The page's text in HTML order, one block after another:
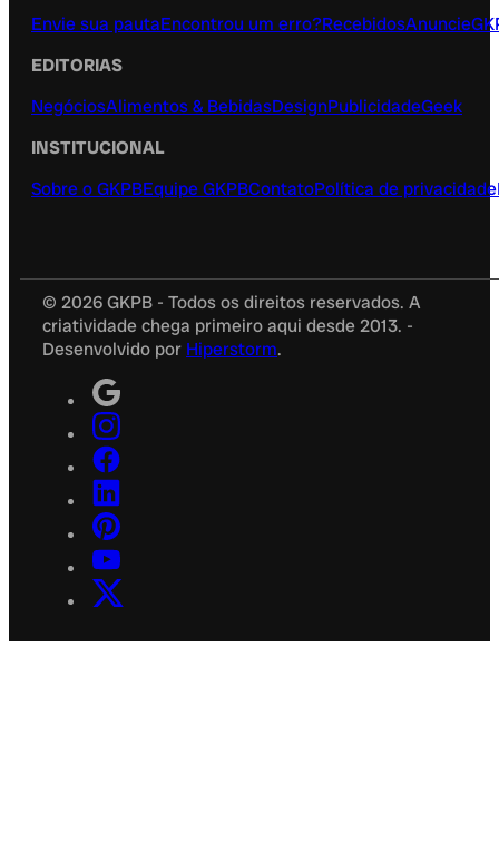
Envie sua pautaEncontrou um erro?RecebidosAnuncie
EDITORIAS
NegóciosAlimentos & BebidasDesignPublicidadeGeek
INSTITUCIONAL
Sobre o GKPBEquipe GKPBContatoPolítica de privacidade
© 2026 GKPB - Todos os direitos reservados. A
criatividade chega primeiro aqui desde 2013. -
Desenvolvido por Hiperstorm.